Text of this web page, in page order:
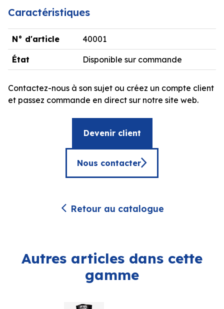
Caractéristiques
N° d'article 40001
État Disponible sur commande
Contactez-nous à son sujet ou créez un compte client
et passez commande en direct sur notre site web.
Devenir client
Nous contacter
Retour au catalogue
Autres articles dans cette
gamme